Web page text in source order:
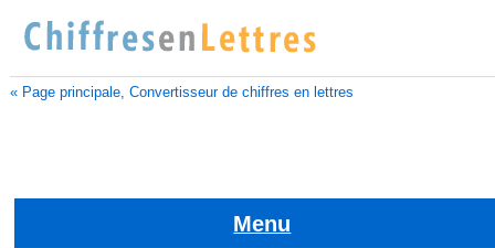
« Page principale, Convertisseur de chiffres en lettres
Menu